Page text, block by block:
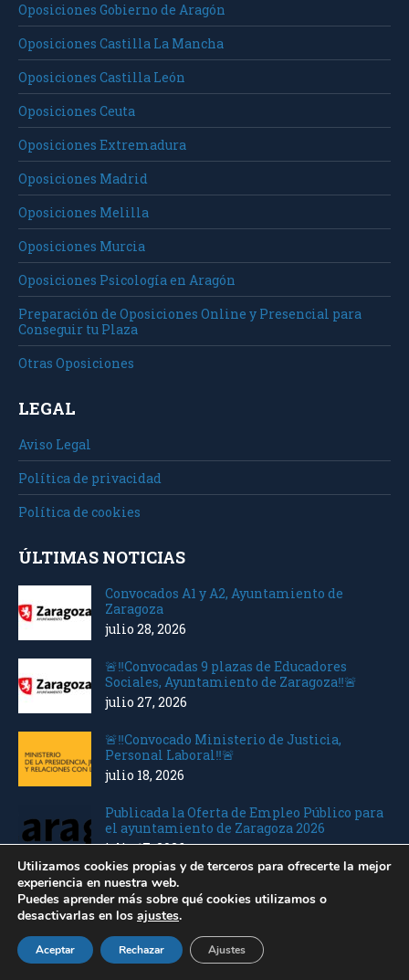
Oposiciones Gobierno de Aragón
Oposiciones Castilla La Mancha
Oposiciones Castilla León
Oposiciones Ceuta
Oposiciones Extremadura
Oposiciones Madrid
Oposiciones Melilla
Oposiciones Murcia
Oposiciones Psicología en Aragón
Preparación de Oposiciones Online y Presencial para
Conseguir tu Plaza
Otras Oposiciones
LEGAL
Aviso Legal
Política de privacidad
Política de cookies
ÚLTIMAS NOTICIAS
Convocados A1 y A2, Ayuntamiento de
Zaragoza
julio 28, 2026
🚨‼️Convocadas 9 plazas de Educadores
Sociales, Ayuntamiento de Zaragoza‼️🚨
julio 27, 2026
🚨‼️Convocado Ministerio de Justicia,
Personal Laboral‼️🚨
julio 18, 2026
Publicada la Oferta de Empleo Público para
el ayuntamiento de Zaragoza 2026
julio 17, 2026
🚨‼️Seguimos 🚨‼️Convocados varios
Ministerios Personal Laboral
julio 10, 2026
Utilizamos cookies propias y de terceros para ofrecerte la mejor
experiencia en nuestra web.
Puedes aprender más sobre qué cookies utilizamos o
desactivarlas en los ajustes.
Aceptar Rechazar Ajustes